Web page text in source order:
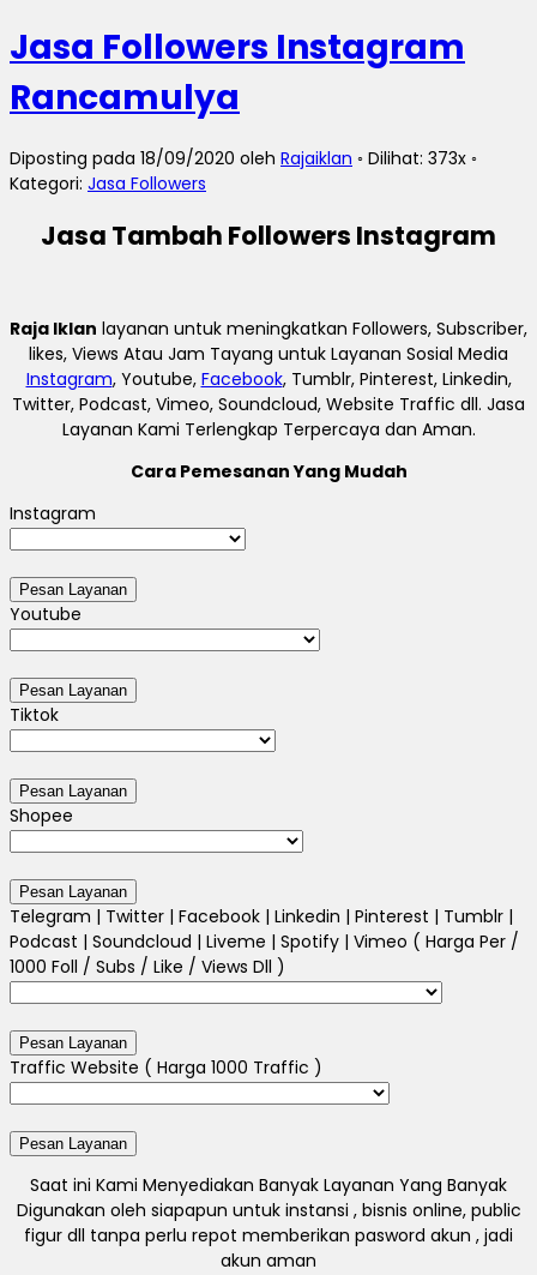
Jasa Followers Instagram
Rancamulya
Diposting pada 18/09/2020 oleh Rajaiklan ◦ Dilihat: 373x ◦
Kategori: Jasa Followers
Jasa Tambah Followers Instagram
Raja Iklan layanan untuk meningkatkan Followers, Subscriber,
likes, Views Atau Jam Tayang untuk Layanan Sosial Media
Instagram, Youtube, Facebook, Tumblr, Pinterest, Linkedin,
Twitter, Podcast, Vimeo, Soundcloud, Website Traffic dll. Jasa
Layanan Kami Terlengkap Terpercaya dan Aman.
Cara Pemesanan Yang Mudah
Instagram
Youtube
Tiktok
Shopee
Telegram | Twitter | Facebook | Linkedin | Pinterest | Tumblr |
Podcast | Soundcloud | Liveme | Spotify | Vimeo ( Harga Per /
1000 Foll / Subs / Like / Views Dll )
Traffic Website ( Harga 1000 Traffic )
Saat ini Kami Menyediakan Banyak Layanan Yang Banyak
Digunakan oleh siapapun untuk instansi , bisnis online, public
figur dll tanpa perlu repot memberikan pasword akun , jadi
akun aman